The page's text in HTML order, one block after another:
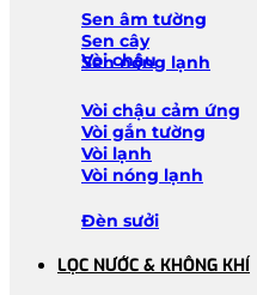
Sen âm tường
Sen cây
Sen nóng lạnh
Vòi chậu
Vòi chậu cảm ứng
Vòi gắn tường
Vòi lạnh
Vòi nóng lạnh
Đèn sưởi
LỌC NƯỚC & KHÔNG KHÍ